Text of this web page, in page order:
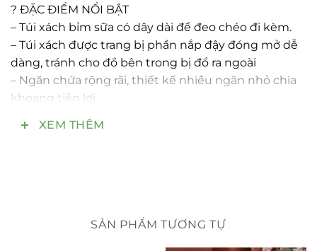
? ĐẶC ĐIỂM NỔI BẬT
– Túi xách bỉm sữa có dây dài để đeo chéo đi kèm.
– Túi xách được trang bị phần nắp đậy đóng mở dễ
dàng, tránh cho đồ bên trong bị đổ ra ngoài
– Ngăn chứa rộng rãi, thiết kế nhiều ngăn nhỏ chia
khoang tiện lợi
– Có ngăn giữ nhiệt, giữ ấm sữa hay cháo cho con
đảm bảo an toàn
XEM THÊM
SẢN PHẨM TƯƠNG TỰ